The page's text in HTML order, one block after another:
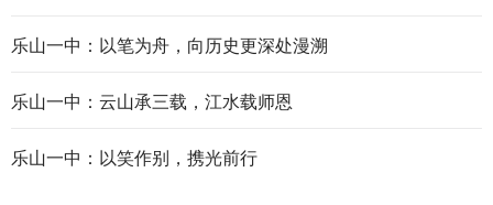
乐山一中：以笔为舟，向历史更深处漫溯
乐山一中：云山承三载，江水载师恩
乐山一中：以笑作别，携光前行